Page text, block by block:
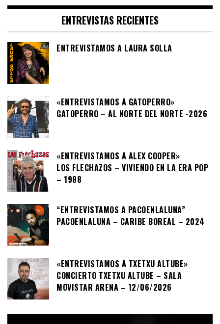
ENTREVISTAS RECIENTES
ENTREVISTAMOS A LAURA SOLLA
«ENTREVISTAMOS A GATOPERRO»
GATOPERRO – AL NORTE DEL NORTE -2026
«ENTREVISTAMOS A ALEX COOPER»
LOS FLECHAZOS – VIVIENDO EN LA ERA POP
– 1988
“ENTREVISTAMOS A PACOENLALUNA”
PACOENLALUNA – CARIBE BOREAL – 2024
«ENTREVISTAMOS A TXETXU ALTUBE»
CONCIERTO TXETXU ALTUBE – SALA
MOVISTAR ARENA – 12/06/2026